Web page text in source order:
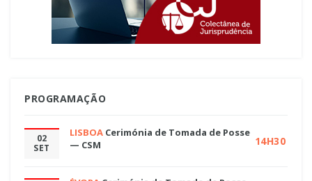
PROGRAMAÇÃO
02
SET
LISBOA Cerimónia de Tomada de Posse
— CSM
14H30